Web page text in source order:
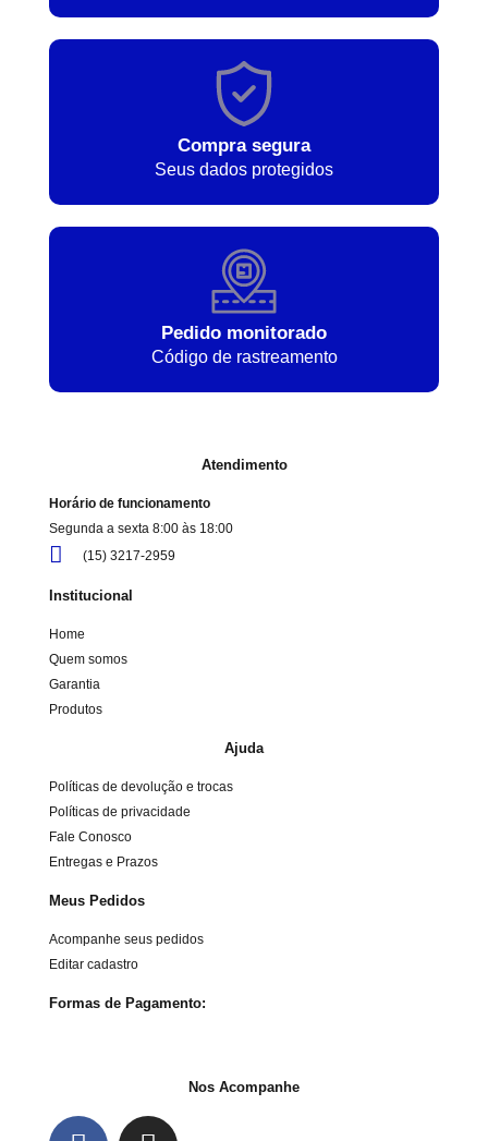
Compra segura
Seus dados protegidos
Pedido monitorado
Código de rastreamento
Atendimento
Horário de funcionamento
Segunda a sexta 8:00 às 18:00
(15) 3217-2959
Institucional
Home
Quem somos
Garantia
Produtos
Ajuda
Políticas de devolução e trocas
Políticas de privacidade
Fale Conosco
Entregas e Prazos
Meus Pedidos
Acompanhe seus pedidos
Editar cadastro
Formas de Pagamento:
Nos Acompanhe